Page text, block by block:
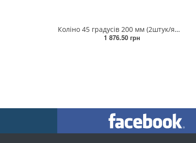
Коліно 45 градусів 200 мм (2штук/ящик)
1 876.50 грн